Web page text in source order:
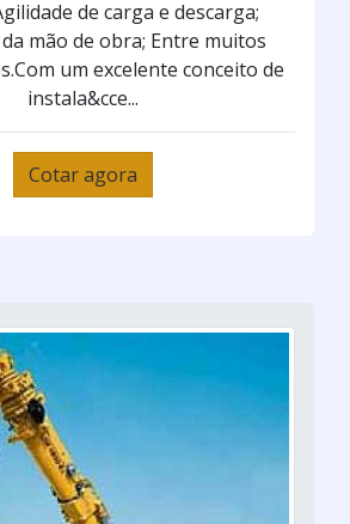
de carga e descarga;
mão de obra; Entre muitos
um excelente conceito de
instala&cce...
Cotar agora